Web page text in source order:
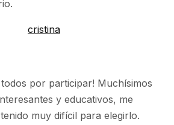
todos por participar! Muchísimos
y educativos, me
muy difícil para elegirlo.